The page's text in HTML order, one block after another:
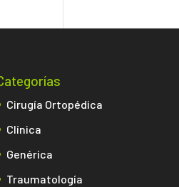
Cirugía Ortopédica
Clínica
Genérica
Traumatología